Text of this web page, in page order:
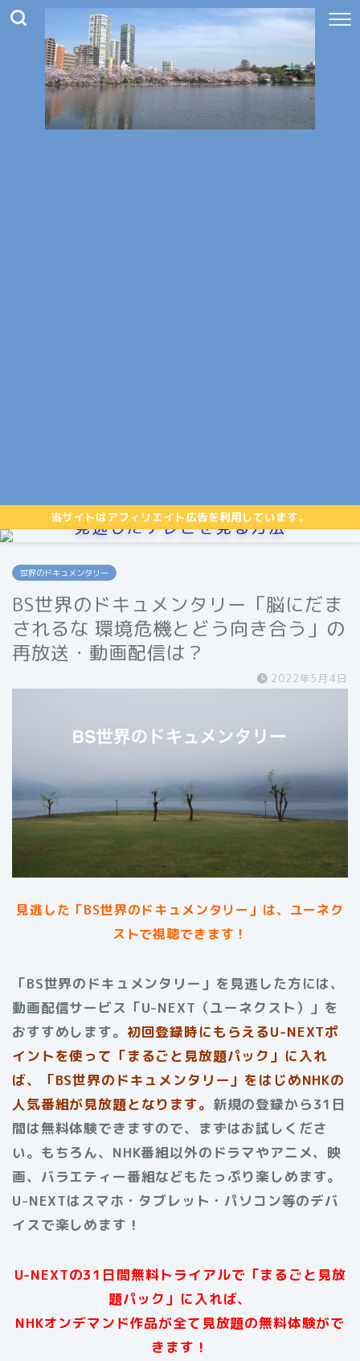
当サイトはアフィリエイト広告を利用しています。
見逃したテレビを見る方法
世界のドキュメンタリー
BS世界のドキュメンタリー「脳にだま
されるな 環境危機とどう向き合う」の
再放送・動画配信は？
2022年5月4日
見逃した「BS世界のドキュメンタリー」は、ユーネク
ストで視聴できます！
「BS世界のドキュメンタリー」を見逃した方には、
動画配信サービス「U-NEXT（ユーネクスト）」を
おすすめします。 初回登録時にもらえるU-NEXTポ
イントを使って「まるごと見放題パック」に入れ
ば、「BS世界のドキュメンタリー」をはじめNHKの
人気番組が見放題となります。 新規の登録から31日
間は無料体験できますので、まずはお試しくださ
い。もちろん、NHK番組以外のドラマやアニメ、映
画、バラエティー番組などもたっぷり楽しめます。
U-NEXTはスマホ・タブレット・パソコン等のデバ
イスで楽しめます！
U-NEXTの31日間無料トライアルで「まるごと見放
題パック」に入れば、
NHKオンデマンド作品が全て見放題の無料体験がで
きます！